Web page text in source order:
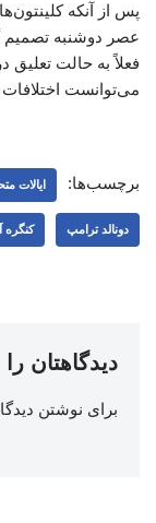
پس از آنکه
عصر دوشنبه تصمیم
فعلاً به حالت تعلیق
می‌توانست
برچسب‌ها: ایالات
دونالد ترامپ کنگره
دیدگاهتان را
برای نوشتن